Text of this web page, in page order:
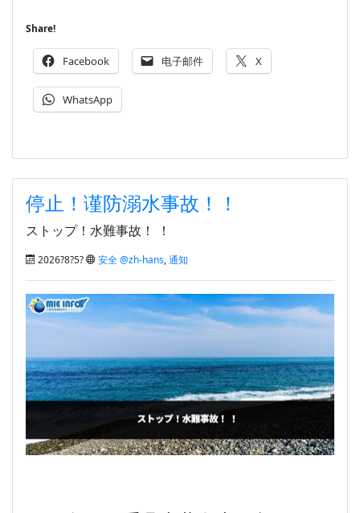
Share!
Facebook 电子邮件 X
WhatsApp
停止！谨防溺水事故！！
ストップ！水難事故！ ！
2026?8?5? 安全 @zh-hans,通知